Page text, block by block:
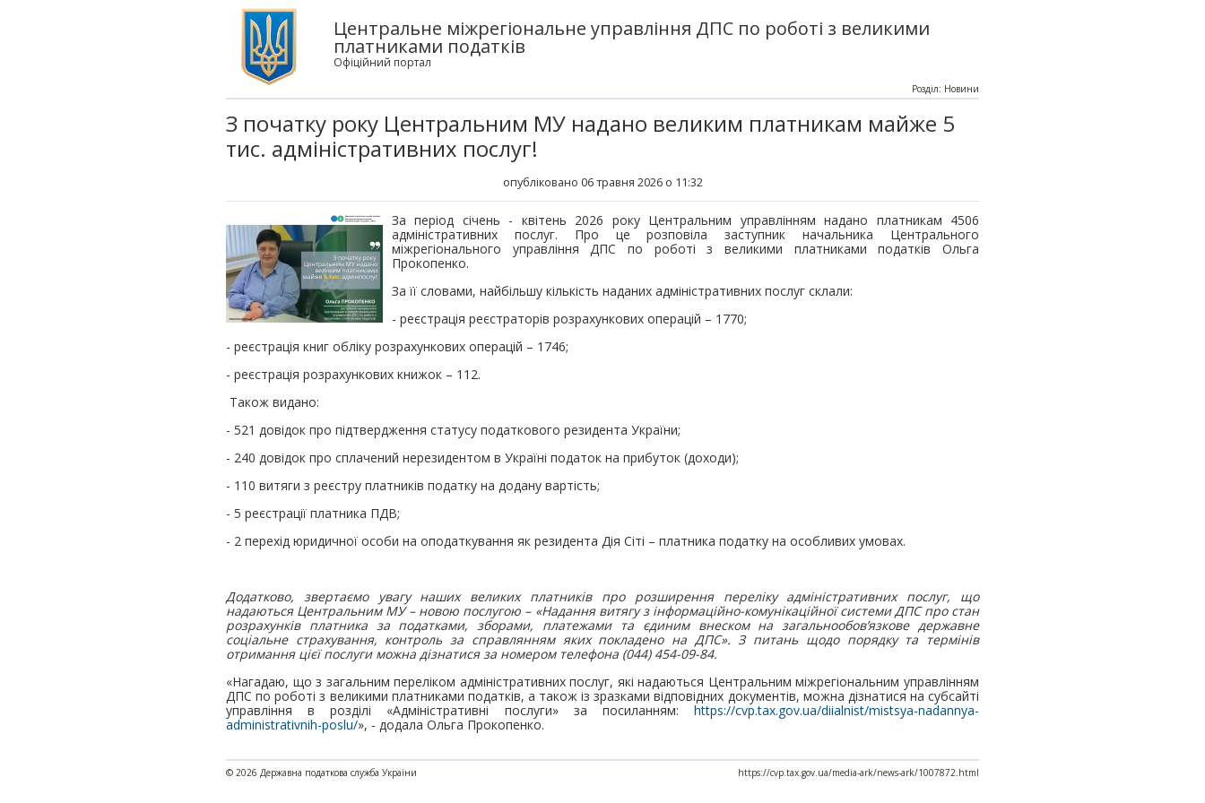
Центральне міжрегіональне управління ДПС по роботі з великими
платниками податків
Офіційний портал
З початку року Центральним МУ надано великим платникам майже 5
тис. адміністративних послуг!
опубліковано 06 травня 2026 о 11:32
Розділ: Новини
За період січень - квітень 2026 року Центральним управлінням надано платникам 4506
адміністративних послуг. Про це розповіла заступник начальника Центрального
міжрегіонального управління ДПС по роботі з великими платниками податків Ольга
Прокопенко.
За її словами, найбільшу кількість наданих адміністративних послуг склали:
- реєстрація реєстраторів розрахункових операцій – 1770;
- реєстрація книг обліку розрахункових операцій – 1746;
- реєстрація розрахункових книжок – 112.
Також видано:
- 521 довідок про підтвердження статусу податкового резидента України;
- 240 довідок про сплачений нерезидентом в Україні податок на прибуток (доходи);
- 110 витяги з реєстру платників податку на додану вартість;
- 5 реєстрації платника ПДВ;
- 2 перехід юридичної особи на оподаткування як резидента Дія Сіті – платника податку на особливих умовах.
Додатково, звертаємо увагу наших великих платників про розширення переліку адміністративних послуг, що
надаються Центральним МУ – новою послугою – «Надання витягу з інформаційно-комунікаційної системи ДПС про стан
розрахунків платника за податками, зборами, платежами та єдиним внеском на загальнообов’язкове державне
соціальне страхування, контроль за справлянням яких покладено на ДПС». З питань щодо порядку та термінів
отримання цієї послуги можна дізнатися за номером телефона (044) 454-09-84.
«Нагадаю, що з загальним переліком адміністративних послуг, які надаються Центральним міжрегіональним управлінням
ДПС по роботі з великими платниками податків, а також із зразками відповідних документів, можна дізнатися на субсайті
управління в розділі «Адміністративні послуги» за посиланням: https://cvp.tax.gov.ua/diialnist/mistsya-nadannya-
administrativnih-poslu/», - додала Ольга Прокопенко.
© 2026 Державна податкова служба України https://cvp.tax.gov.ua/media-ark/news-ark/1007872.html